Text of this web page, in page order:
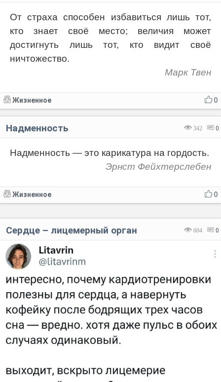
От страха способен избавиться лишь тот,
кто знает своё место; величия может
достигнуть лишь тот, кто видит своё
ничтожество.
Марк Твен
0
Жизненное
342 0
Надменность
Надменность — это карикатура на гордость.
Эрнст Фейхтерслебен
0
Жизненное
604 0
Сердце – лицемерный орган